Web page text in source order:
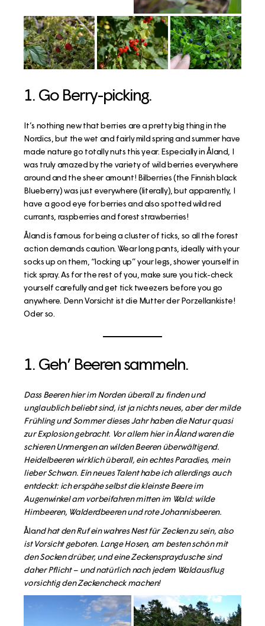
1. Go Berry-picking.
It’s nothing new that berries are a pretty big thing in the
Nordics, but the wet and fairly mild spring and summer have
made nature go totally nuts this year. Especially in Åland, I
was truly amazed by the variety of wild berries everywhere
around and the sheer amount! Bilberries (the Finnish black
Blueberry) was just everywhere (literally), but apparently, I
have a good eye for berries and also spotted wild red
currants, raspberries and forest strawberries!
Åland is famous for being a cluster of ticks, so all the forest
action demands caution. Wear long pants, ideally with your
socks up on them, “locking up” your legs, shower yourself in
tick spray. As for the rest of you, make sure you tick-check
yourself carefully and get tick tweezers before you go
anywhere. Denn Vorsicht ist die Mutter der Porzellankiste!
Oder so.
1. Geh’ Beeren sammeln.
Dass Beeren hier im Norden überall zu finden und
unglaublich beliebt sind, ist ja nichts neues, aber der milde
Frühling und Sommer dieses Jahr haben die Natur quasi
zur Explosion gebracht. Vor allem hier in Åland waren die
schieren Unmengen an wilden Beeren überwältigend.
Heidelbeeren wirklich überall, ein echtes Paradies, mein
lieber Schwan. Ein neues Talent habe ich allerdings auch
entdeckt: ich erspähe selbst die kleinste Beere im
Augenwinkel am vorbeifahren mitten im Wald: wilde
Himbeeren, Walderdbeeren und rote Johannisbeeren.
Åland hat den Ruf ein wahres Nest für Zecken zu sein, also
ist Vorsicht geboten. Lange Hosen, am besten schön mit
den Socken drüber, und eine Zeckenspraydusche sind
daher Pflicht – und natürlich nach jedem Waldausflug
vorsichtig den Zeckencheck machen!